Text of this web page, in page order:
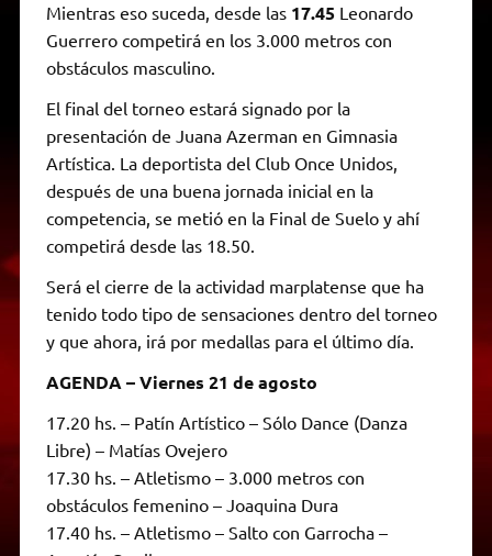
Mientras eso suceda, desde las 17.45 Leonardo
Guerrero competirá en los 3.000 metros con
obstáculos masculino.
El final del torneo estará signado por la
presentación de Juana Azerman en Gimnasia
Artística. La deportista del Club Once Unidos,
después de una buena jornada inicial en la
competencia, se metió en la Final de Suelo y ahí
competirá desde las 18.50.
Será el cierre de la actividad marplatense que ha
tenido todo tipo de sensaciones dentro del torneo
y que ahora, irá por medallas para el último día.
AGENDA – Viernes 21 de agosto
17.20 hs. – Patín Artístico – Sólo Dance (Danza
Libre) – Matías Ovejero
17.30 hs. – Atletismo – 3.000 metros con
obstáculos femenino – Joaquina Dura
17.40 hs. – Atletismo – Salto con Garrocha –